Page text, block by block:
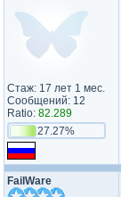
Стаж: 17 лет 1 мес.
Сообщений: 12
Ratio: 82.289
27.27%
FailWare